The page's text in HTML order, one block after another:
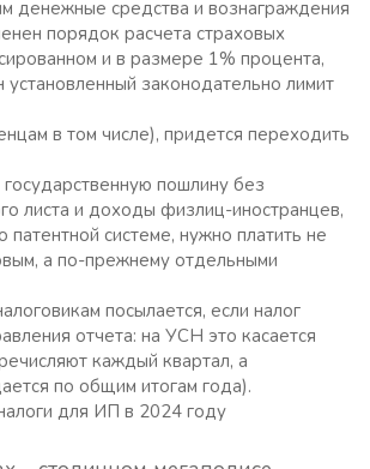
денежные средства и вознаграждения
порядок расчета страховых
и в размере 1% процента,
законодательно лимит
в том числе), придется переходить
государственную пошлину без
листа и доходы физлиц-иностранцев,
системе, нужно платить не
а по-прежнему отдельными
посылается, если налог
отчета: на УСН это касается
каждый квартал, а
по общим итогам года).